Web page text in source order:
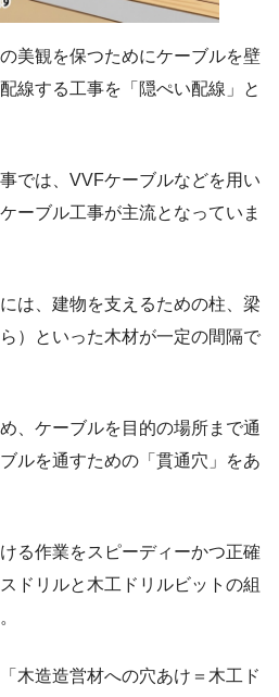
美観を保つためにケーブルを壁
線する工事を「隠ぺい配線」と
では、VVFケーブルなどを用い
ーブル工事が主流となっていま
は、建物を支えるための柱、梁
）といった木材が一定の間隔で
、ケーブルを目的の場所まで通
ルを通すための「貫通穴」をあ
る作業をスピーディーかつ正確
ドリルと木工ドリルビットの組
木造造営材への穴あけ＝木工ド